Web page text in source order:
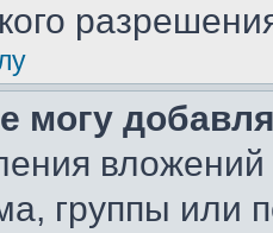
могу
группы или